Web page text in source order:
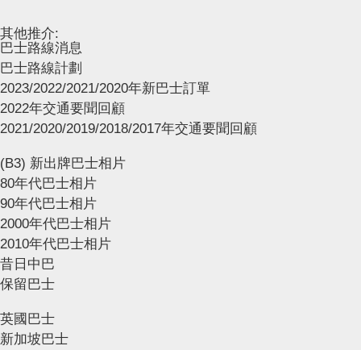
其他推介:
巴士路線消息
巴士路線計劃
2023/2022/2021/2020年新巴士訂單
2022年交通要聞回顧
2021/2020/2019/2018/2017年交通要聞回顧
(B3) 新出牌巴士相片
80年代巴士相片
90年代巴士相片
2000年代巴士相片
2010年代巴士相片
昔日中巴
保留巴士
英國巴士
新加坡巴士